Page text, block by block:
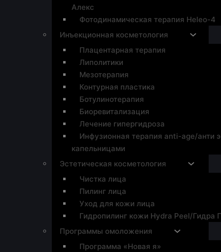
Алекс
Фотодинамическая терапия Heleo-4
Инъекционная косметология
Плацентарная терапия
Липолитики
Мезотерапия
Контурная пластика
Ботулинотерапия
Биоревитализация
Лечение гипергидроза
Инфузионная терапия anti-age/анти
капельницами
Эстетическая косметология
Чистка лица
Пилинг лица
Уход для кожи лица
Гидропилинг кожи Hydra Peel/Гидра
Программы омоложения
Программа «Новая я»